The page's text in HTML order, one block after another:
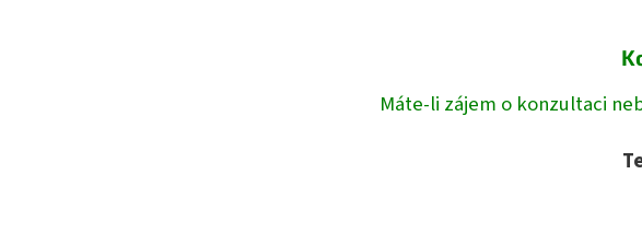
Máte-li zájem o konzultaci